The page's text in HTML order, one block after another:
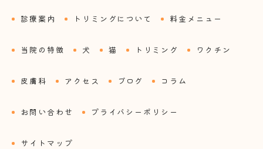
診療案内 トリミングについて 料金メニュー
当院の特徴 犬 猫 トリミング ワクチン
皮膚科 アクセス ブログ コラム
お問い合わせ プライバシーポリシー
サイトマップ